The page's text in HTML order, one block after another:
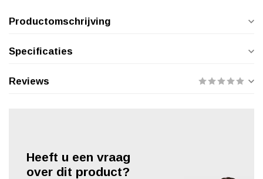
Productomschrijving
Specificaties
Reviews
Heeft u een vraag
over dit product?